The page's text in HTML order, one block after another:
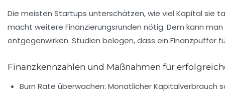
Die meisten Startups unterschätzen, wie viel Kapital sie
macht weitere Finanzierungsrunden nötig. Dem kann
entgegenwirken. Studien belegen, dass ein Finanzpuffer
Finanzkennzahlen und Maßnahmen für
Burn Rate überwachen: Monatlicher Kapitalverbrauch